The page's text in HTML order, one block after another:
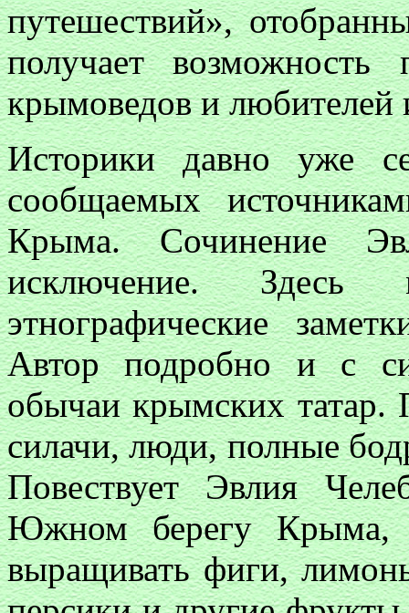
путешествий»,
получает возможность
крымоведов и
Историки давно уже
сообщаемых
Крыма. Сочинение
исключение.
этнографические
Автор подробно и с
обычаи крымских татар.
силачи, люди, полные
Повествует Эвлия
Южном берегу Крыма,
выращивать фиги,